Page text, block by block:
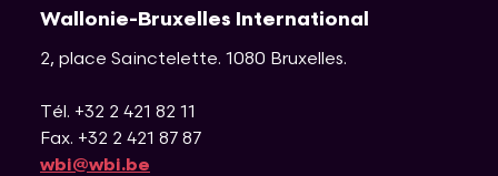
Wallonie-Bruxelles International
2, place Sainctelette. 1080 Bruxelles.
Tél. +32 2 421 82 11
Fax. +32 2 421 87 87
wbi@wbi.be